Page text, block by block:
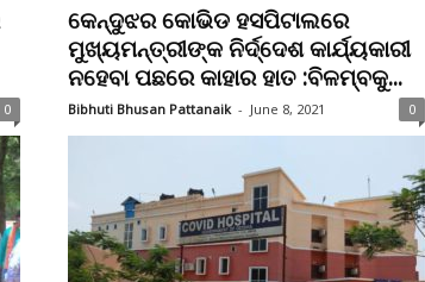
0
କେନ୍ଦୁଝର କୋଭିଡ ହସପିଟାଲରେ
ମୁଖ୍ୟମନ୍ତ୍ରୀଙ୍କ ନିର୍ଦ୍ଦେଶ କାର୍ଯ୍ୟକାରୀ
ନହେବା ପଛରେ କାହାର ହାତ :ବିଳମ୍ବକୁ...
Bibhuti Bhusan Pattanaik - June 8, 2021 0